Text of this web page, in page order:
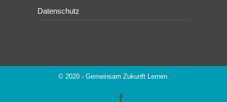
Datenschutz
© 2020 - Gemeinsam Zukunft Lernen.